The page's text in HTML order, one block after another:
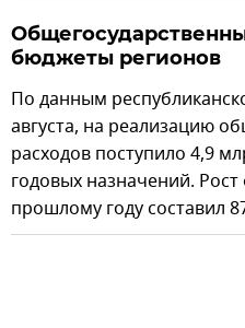
бюджеты регионов
По данным
августа, на реализацию
расходов поступило 4,9
годовых назначений.
прошлому году составил